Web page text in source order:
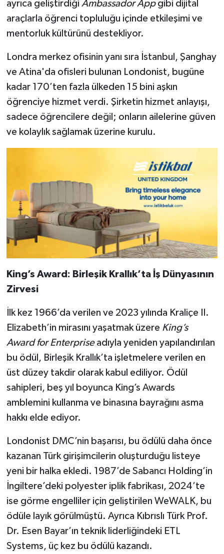
ayrıca geliştirdiği Ambassador Appgibi dijital
araçlarla öğrenci topluluğu içinde etkileşimi ve
mentorluk kültürünü destekliyor.
Londra merkez ofisinin yanı sıra İstanbul, Şanghay
ve Atina'da ofisleri bulunan Londonist, bugüne
kadar 170’ten fazla ülkeden 15 bini aşkın
öğrenciye hizmet verdi. Şirketin hizmet anlayışı,
sadece öğrencilere değil; onların ailelerine güven
ve kolaylık sağlamak üzerine kurulu.
King’s Award: Birleşik Krallık’ta İş Dünyasının
Zirvesi
İlk kez 1966’da verilen ve 2023 yılında Kraliçe II.
Elizabeth’in mirasını yaşatmak üzere King’s
Award for Enterpriseadıyla yeniden yapılandırılan
bu ödül, Birleşik Krallık’ta işletmelere verilen en
üst düzey takdir olarak kabul ediliyor. Ödül
sahipleri, beş yıl boyunca King’s Awards
amblemini kullanma ve binasına bayrağını asma
hakkı elde ediyor.
Londonist DMC’nin başarısı, bu ödülü daha önce
kazanan Türk girişimcilerin oluşturduğu listeye
yeni bir halka ekledi. 1987’de Sabancı Holding’in
İngiltere’deki polyester iplik fabrikası, 2024’te
ise görme engelliler için geliştirilen WeWALK, bu
ödüle layık görülmüştü. Ayrıca Kıbrıslı Türk Prof.
Dr. Esen Bayar’ın teknik liderliğindeki ETL
Systems, üç kez bu ödülü kazandı.